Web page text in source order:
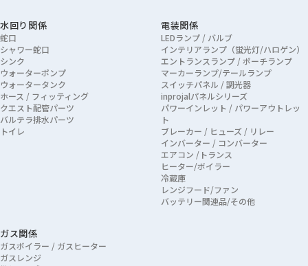
水回り関係
蛇口
シャワー蛇口
シンク
ウォーターポンプ
ウォータータンク
ホース / フィッティング
クエスト配管パーツ
バルテラ排水パーツ
トイレ
電装関係
LEDランプ / バルブ
インテリアランプ（蛍光灯/ハロゲン）
エントランスランプ / ポーチランプ
マーカーランプ/テールランプ
スイッチパネル / 調光器
inprojalパネルシリーズ
パワーインレット / パワーアウトレッ
ト
ブレーカー / ヒューズ / リレー
インバーター / コンバーター
エアコン /トランス
ヒーター/ボイラー
冷蔵庫
レンジフード/ファン
バッテリー関連品/その他
ガス関係
ガスボイラー / ガスヒーター
ガスレンジ